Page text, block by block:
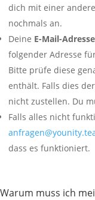
dich mit einer
nochmals an.
Deine E-Mail-
folgender Adresse
Bitte prüfe diese
enthält. Falls dies
nicht zustellen. Du
Falls alles nicht
dass es funktioniert.
Warum muss ich